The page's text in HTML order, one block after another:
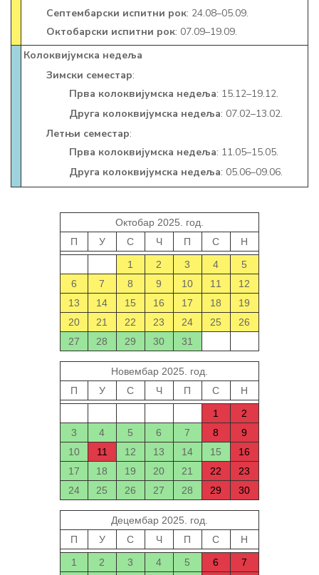
Септембарски испитни рок: 24.08–05.09.
Октобарски испитни рок: 07.09–19.09.
Колоквијумска недеља
Зимски семестар:
Прва колоквијумска недеља: 15.12–19.12.
Друга колоквијумска недеља: 07.02–13.02.
Летњи семестар:
Прва колоквијумска недеља: 11.05–15.05.
Друга колоквијумска недеља: 05.06–09.06.
Октобар 2025. год.
П
У С Ч П С
Н
1
2 3 4
5
6
7 8 9 10 11
12
13
14 15 16 17 18
19
20
21 22 23 24 25
26
27
28 29 30 31
Новембар 2025. год.
П
У С Ч П С
Н
1
2
3
4 5 6 7 8
9
10
11 12 13 14 15
16
17
18 19 20 21 22
23
24
25 26 27 28 29 30
Децембар 2025. год.
П
У С Ч П С
Н
1
2 3 4 5 6
7